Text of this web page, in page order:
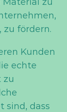
zu
fördern.
Kunden
echte
zu
sind, dass